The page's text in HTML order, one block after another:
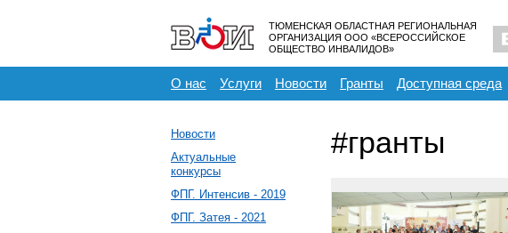
ТЮМЕНСКАЯ ОБЛАСТНАЯ РЕГИОНАЛЬНАЯ
ОРГАНИЗАЦИЯ ООО «ВСЕРОССИЙСКОЕ
ОБЩЕСТВО ИНВАЛИДОВ»
О нас Услуги Новости Гранты Доступная среда
Новости
Актуальные
конкурсы
ФПГ. Интенсив - 2019
ФПГ. Затея - 2021
#гранты